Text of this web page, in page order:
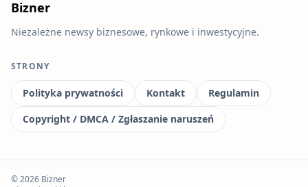
Bizner
Niezależne newsy biznesowe, rynkowe i inwestycyjne.
STRONY
Polityka prywatności Kontakt
Regulamin
Copyright / DMCA / Zgłaszanie naruszeń
© 2026 Bizner